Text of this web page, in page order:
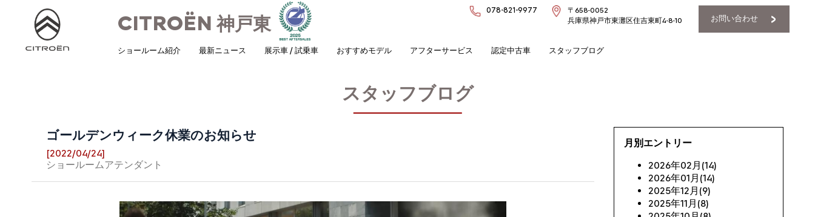
CITROËN神戸東
078-821-9977
〒658-0052
兵庫県神戸市東灘区住吉東町4-8-10
お問い合わせ
ショールーム紹介 最新ニュース 展示車 / 試乗車 おすすめモデル アフターサービス 認定中古車 スタッフブログ
スタッフブログ
ゴールデンウィーク休業のお知らせ
[2022/04/24]
ショールームアテンダント
月別エントリー
2026年02月(14)
2026年01月(14)
2025年12月(9)
2025年11月(8)